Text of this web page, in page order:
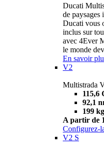
Ducati
de paysages
Ducati vous
inclus sur
avec 4Ever
le monde
En savoir
V2
Multistrada
115,6
92,1
199 kg
A partir de
Configurez-
V2 S